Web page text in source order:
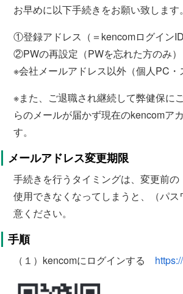
お早めに以下手続きをお願い致します。
①登録アドレス（＝kencomログイン
②PWの再設定（PWを忘れた方のみ）
※会社メールアドレス以外（個人PC
※また、ご退職され継続して弊健保に
らのメールが届かず現在のkencomア
す。
メールアドレス変更期限
手続きを行うタイミングは、変更前
使用できなくなってしまうと、（パ
意ください。
手順
（１）kencomにログインする